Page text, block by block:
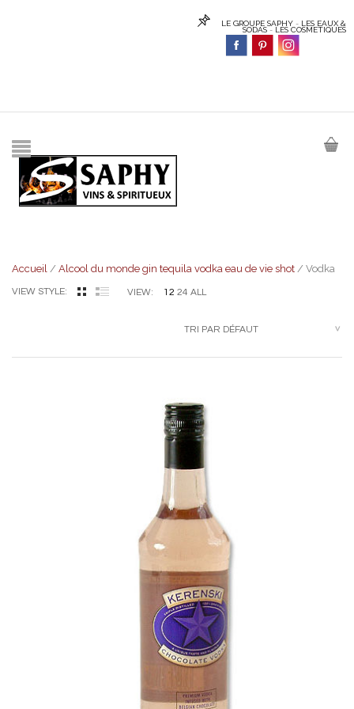
LE GROUPE SAPHY - LES EAUX &
SODAS - LES COSMETIQUES
Accueil / Alcool du monde gin tequila vodka eau de vie shot / Vodka
VIEW STYLE: VIEW: 12 24 ALL
TRI PAR DÉFAUT